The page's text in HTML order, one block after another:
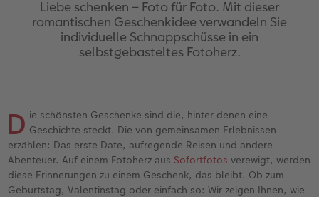
Jahrbuch gestalten
CEWE FOTOBUCH Kids
Schuber
Designvorlagen
Foto-Kochbuch
Nature Prints
Bilderboxen
Fotosticker
Fotosets
Sofortfotos
Photo Streetmap Poster
Acrylglas
Foto auf Holz
Hartschaum
Gallery Print
Dankeskarten Kommunion
Dankeskarten
Weitere Anlässe
Papierqualitäten
Klappkarten
Schule & Büro
Foto-Geschenkbox
Handyhüllen
Faber-Castell
Haustierwelt
Papierqualitäten
Wandkalender mit Design
Kalender-Kundenbeispiele
Neuheiten
Extras
Max Case
Smartflip
Cardholder
CEWE myPhotos
Neuheiten
nachhaltiger Schenken
Danke sagen
Geburtstagsgeschenke
Inspiration
Kundenbeispiele
Liebe schenken – Foto für Foto. Mit dieser
romantischen Geschenkidee verwandeln Sie
individuelle Schnappschüsse in ein
selbstgebasteltes Fotoherz.
D ie schönsten Geschenke sind die, hinter denen eine
Geschichte steckt. Die von gemeinsamen Erlebnissen
erzählen: Das erste Date, aufregende Reisen und andere
Abenteuer. Auf einem Fotoherz aus Sofortfotos verewigt, werden
diese Erinnerungen zu einem Geschenk, das bleibt. Ob zum
Geburtstag, Valentinstag oder einfach so: Wir zeigen Ihnen, wie